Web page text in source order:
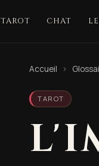
TAROT CHAT
Accueil ›
TAROT